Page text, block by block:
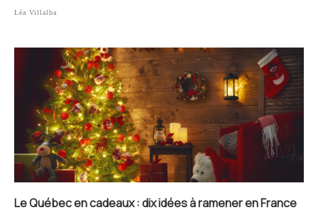
Léa Villalba
Le Québec en cadeaux : dix idées à ramener en France